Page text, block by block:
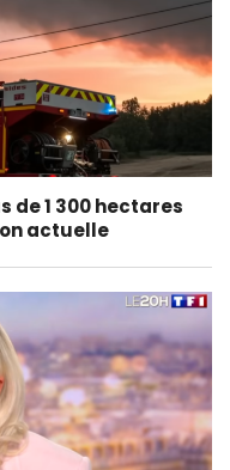
de 1 300 hectares
actuelle